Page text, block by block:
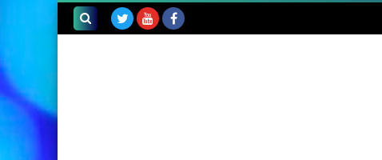
الإلكترونية